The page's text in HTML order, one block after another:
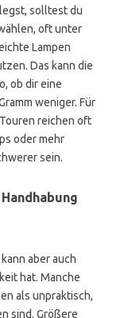
solltest du
oft unter
Lampen
Das kann die
ob dir eine
weniger. Für
reichen oft
oder mehr
sein.
aber auch
hat. Manche
als unpraktisch,
sind. Größere